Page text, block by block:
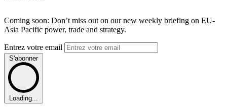
Coming soon: Don’t miss out on our new weekly briefing on EU-
Asia Pacific power, trade and strategy.
Entrez votre email
S'abonner
Loading...